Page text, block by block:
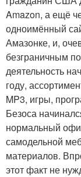
Amazon, а ещё
одноимённый
Амазонке, и,
безграничным
деятельность
году,
MP3, игры,
Безоса
нормальный
самодельной
материалов.
этот факт не